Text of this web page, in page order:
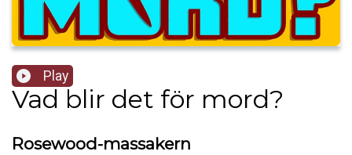
Play
Vad blir det för mord?
Rosewood-massakern